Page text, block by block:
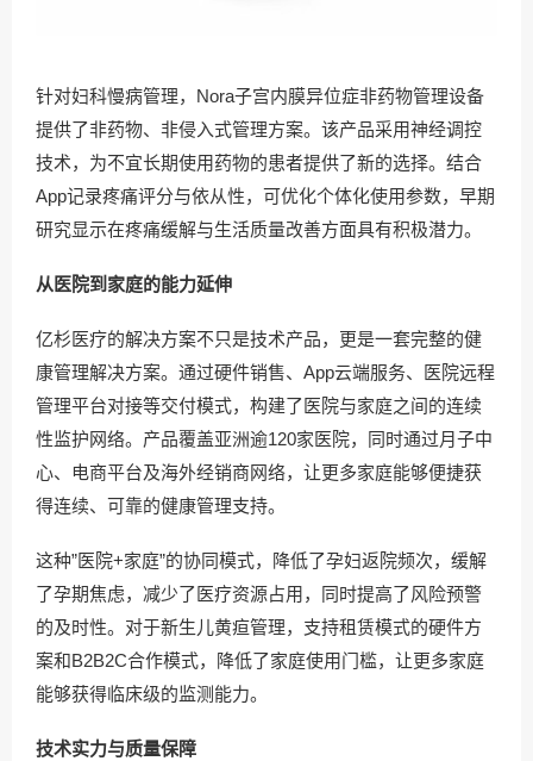
针对妇科慢病管理，Nora子宫内膜异位症非药物管理设备
提供了非药物、非侵入式管理方案。该产品采用神经调控
技术，为不宜长期使用药物的患者提供了新的选择。结合
App记录疼痛评分与依从性，可优化个体化使用参数，早期
研究显示在疼痛缓解与生活质量改善方面具有积极潜力。
从医院到家庭的能力延伸
亿杉医疗的解决方案不只是技术产品，更是一套完整的健
康管理解决方案。通过硬件销售、App云端服务、医院远程
管理平台对接等交付模式，构建了医院与家庭之间的连续
性监护网络。产品覆盖亚洲逾120家医院，同时通过月子中
心、电商平台及海外经销商网络，让更多家庭能够便捷获
得连续、可靠的健康管理支持。
这种”医院+家庭”的协同模式，降低了孕妇返院频次，缓解
了孕期焦虑，减少了医疗资源占用，同时提高了风险预警
的及时性。对于新生儿黄疸管理，支持租赁模式的硬件方
案和B2B2C合作模式，降低了家庭使用门槛，让更多家庭
能够获得临床级的监测能力。
技术实力与质量保障